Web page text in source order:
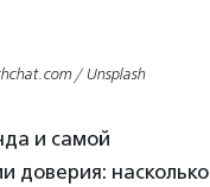
/ Unsplash
и самой
доверия: насколько